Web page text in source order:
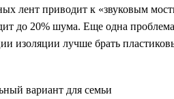
лент приводит к «звуковым
до 20% шума. Еще одна
изоляции лучше брать
вариант для семьи